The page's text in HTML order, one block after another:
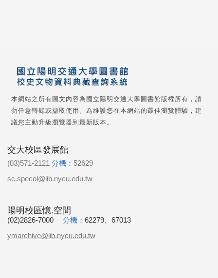
本網站之所有圖文內容為國立陽明交通大學圖書館版權所有，請
勿任意轉錄或擷取使用。為維護您在本網站的最佳瀏覽體驗，建
議您主動升級瀏覽器到最新版本。
交大校區發展館
(03)571-2121 分機： 52629
sc.specol@lib.nycu.edu.tw
陽明校區憶.空間
(02)2826-7000 分機： 62279、67013
ymarchive@lib.nycu.edu.tw